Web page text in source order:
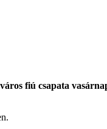
fiú csapata